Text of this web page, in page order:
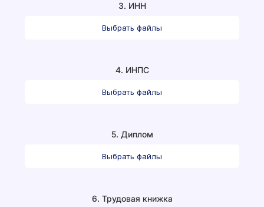
3. ИНН
Выбрать файлы
4. ИНПС
Выбрать файлы
5. Диплом
Выбрать файлы
6. Трудовая книжка